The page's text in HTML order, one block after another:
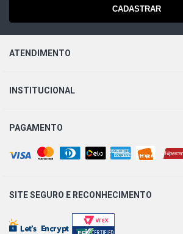
CADASTRAR
ATENDIMENTO
INSTITUCIONAL
PAGAMENTO
SITE SEGURO E RECONHECIMENTO